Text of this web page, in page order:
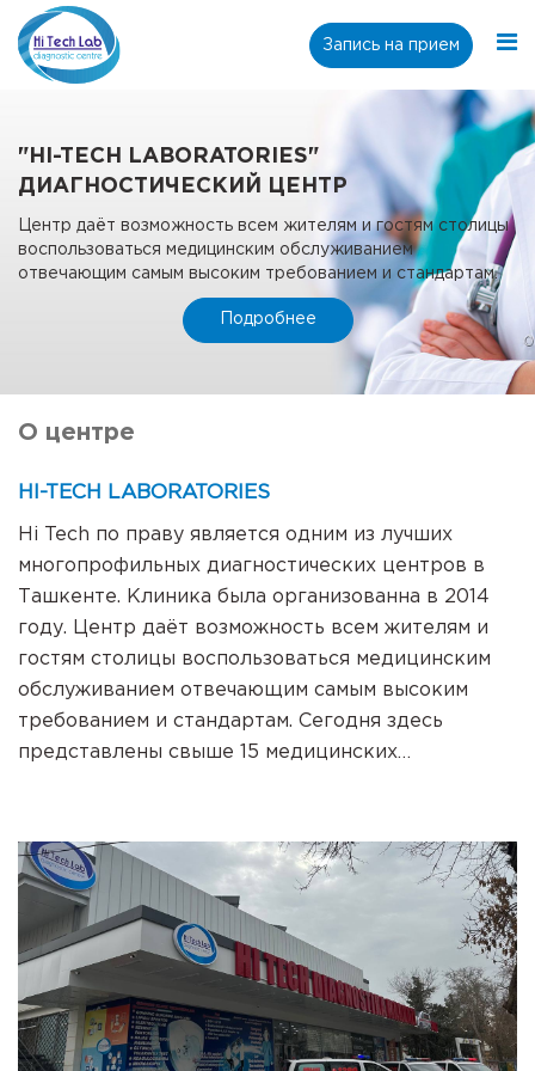
Запись на прием
"HI-TECH LABORATORIES"
ДИАГНОСТИЧЕСКИЙ ЦЕНТР
Центр даёт возможность всем жителям и гостям столицы
воспользоваться медицинским обслуживанием
отвечающим самым высоким требованием и стандартам.
Подробнее
О центре
HI-TECH LABORATORIES
Hi Tech по праву является одним из лучших
многопрофильных диагностических центров в
Ташкенте. Клиника была организованна в 2014
году. Центр даёт возможность всем жителям и
гостям столицы воспользоваться медицинским
обслуживанием отвечающим самым высоким
требованием и стандартам. Сегодня здесь
представлены свыше 15 медицинских
квалифицированный персонал, особое
индивидуальное отношение к пациентам и
создание наиболее благоприятной и комфортной
обстановки для диагностики и оздоровление. Hi
Tech оснащён современным, инновационным,
диагностическим и лечебным оборудованием от
мировых марок. Центр оказывает услуги в
следующих направлениях: клиническая